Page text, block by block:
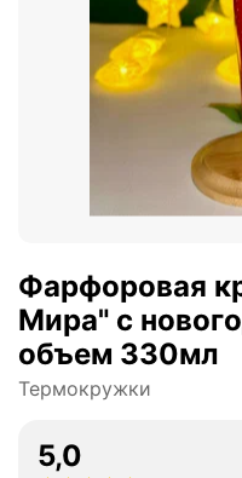
Фарфоровая
Мира" с
объем 330мл
Термокружки
5,0